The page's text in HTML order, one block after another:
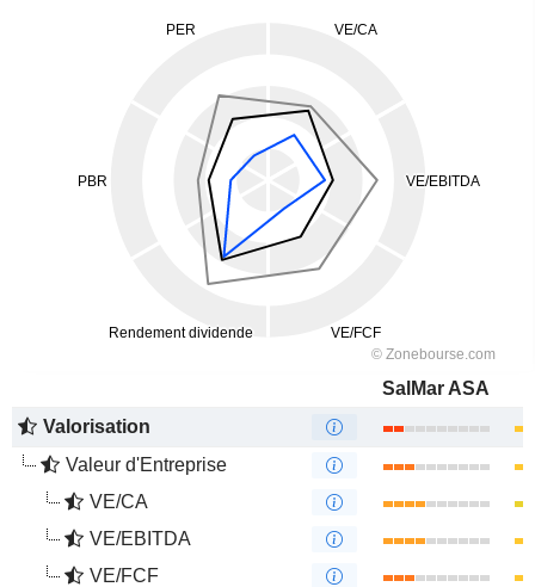
SalMar ASA
Valorisation
Valeur d'Entreprise
VE/CA
VE/EBITDA
VE/FCF